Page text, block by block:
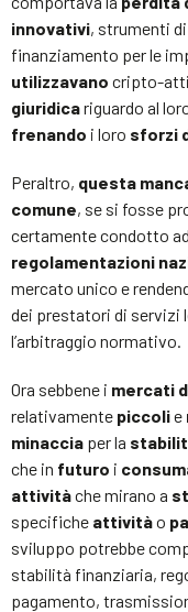
innovativi, strumenti
finanziamento per le
utilizzavano cripto-
giuridicariguardo al
frenando i loro sforzi
Peraltro, questa
comune, se si fosse
certamente condotto
regolamentazioni
mercato unico e
dei prestatori di servizi
l’arbitraggio normativo.
Ora sebbene i mercati
relativamente piccolie
minaccia per la
che in futuro i
attivitàche mirano a
specifiche attivitào
sviluppo potrebbe
stabilità finanziaria,
pagamento,